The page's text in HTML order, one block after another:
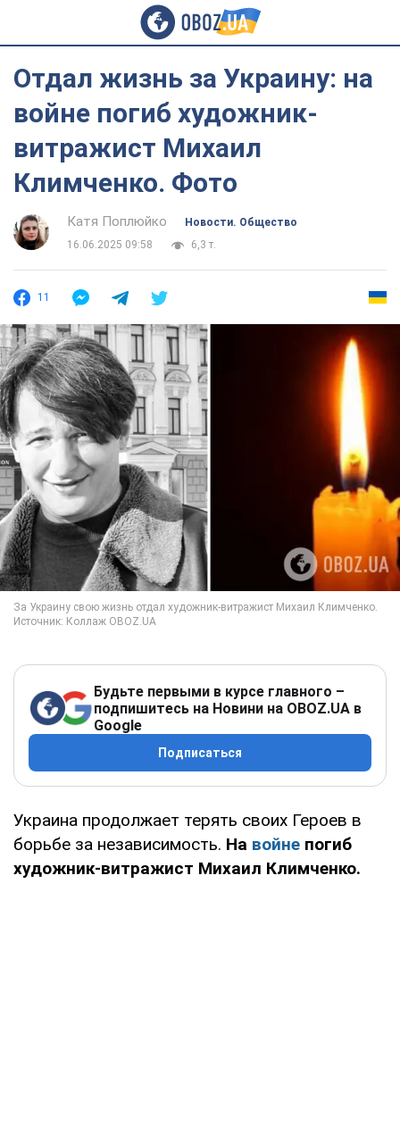
Отдал жизнь за Украину: на
войне погиб художник-
витражист Михаил
Климченко. Фото
Катя Поплюйко
Новости. Общество
16.06.2025 09:58
6,3 т.
11
Будьте первыми в курсе главного –
подпишитесь на Новини на OBOZ.UA в
Google
Подписаться
Украина продолжает терять своих Героев в
борьбе за независимость. На войне погиб
художник-витражист Михаил Климченко.